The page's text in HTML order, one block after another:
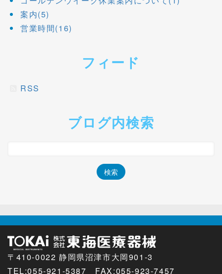
案内(5)
営業時間(16)
フィード
RSS
ブログ内検索
〒410-0022 静岡県沼津市大岡901-3
TEL:055-921-5387 FAX:055-923-7457